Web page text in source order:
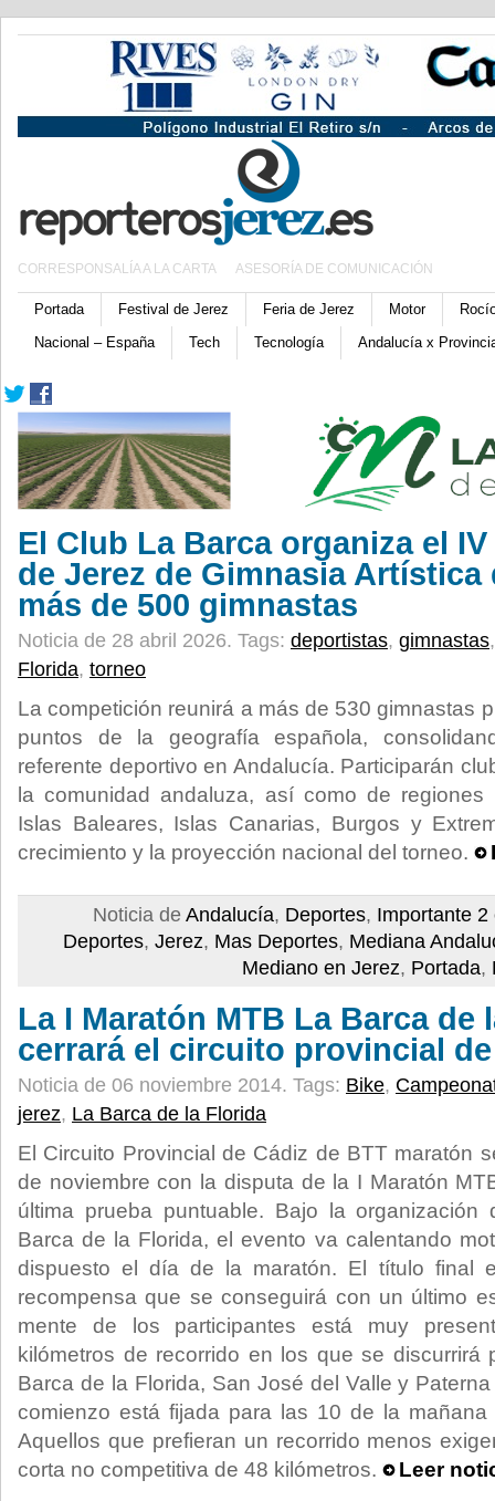
CORRESPONSALÍA A LA CARTA ASESORÍA DE COMUNICACIÓN
Portada Festival de Jerez Feria de Jerez Motor
Nacional – España
Tech Tecnología Andalucía x
El Club La Barca organiza el
de Jerez de Gimnasia Artística
más de 500 gimnastas
Noticia de 28 abril 2026. Tags: deportistas, gimnastas
Florida, torneo
La competición reunirá a más de 530 gimnastas
puntos de la geografía española,
referente deportivo en Andalucía. Participarán
la comunidad andaluza, así como de regiones
Islas Baleares, Islas Canarias, Burgos y
crecimiento y la proyección nacional del torneo.
Noticia de Andalucía, Deportes, Importante 2
Deportes, Jerez, Mas Deportes, Mediana
Mediano en Jerez, Portada,
La I Maratón MTB La Barca de
cerrará el circuito provincial
Noticia de 06 noviembre 2014. Tags: Bike,
jerez, La Barca de la Florida
El Circuito Provincial de Cádiz de BTT maratón
de noviembre con la disputa de la I Maratón
última prueba puntuable. Bajo la organización
Barca de la Florida, el evento va calentando
dispuesto el día de la maratón. El título final
recompensa que se conseguirá con un último
mente de los participantes está muy
kilómetros de recorrido en los que se discurrirá
Barca de la Florida, San José del Valle y
comienzo está fijada para las 10 de la
Aquellos que prefieran un recorrido menos
corta no competitiva de 48 kilómetros.
Leer